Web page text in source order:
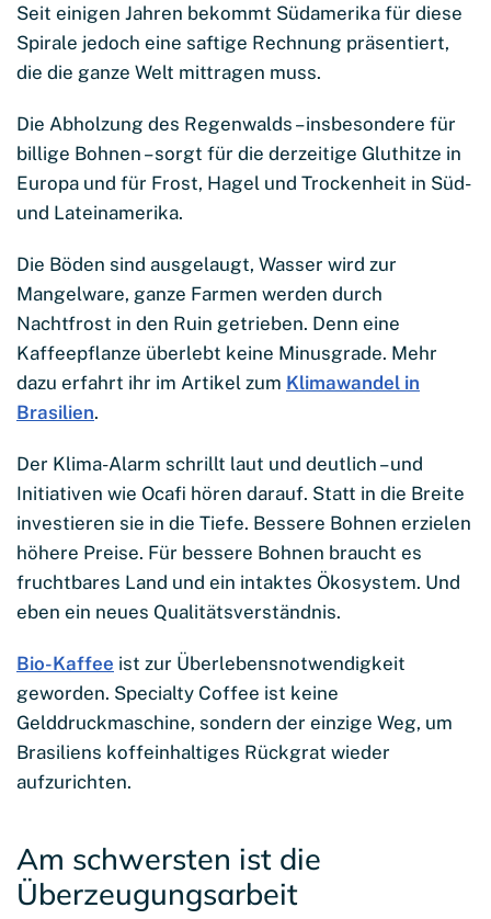
Seit einigen Jahren bekommt Südamerika für diese
Spirale jedoch eine saftige Rechnung präsentiert,
die die ganze Welt mittragen muss.
Die Abholzung des Regenwalds – insbesondere für
billige Bohnen – sorgt für die derzeitige Gluthitze in
Europa und für Frost, Hagel und Trockenheit in Süd-
und Lateinamerika.
Die Böden sind ausgelaugt, Wasser wird zur
Mangelware, ganze Farmen werden durch
Nachtfrost in den Ruin getrieben. Denn eine
Kaffeepflanze überlebt keine Minusgrade. Mehr
dazu erfahrt ihr im Artikel zum Klimawandel in
Brasilien.
Der Klima-Alarm schrillt laut und deutlich – und
Initiativen wie Ocafi hören darauf. Statt in die Breite
investieren sie in die Tiefe. Bessere Bohnen erzielen
höhere Preise. Für bessere Bohnen braucht es
fruchtbares Land und ein intaktes Ökosystem. Und
eben ein neues Qualitätsverständnis.
Bio-Kaffee ist zur Überlebensnotwendigkeit
geworden. Specialty Coffee ist keine
Gelddruckmaschine, sondern der einzige Weg, um
Brasiliens koffeinhaltiges Rückgrat wieder
aufzurichten.
Am schwersten ist die
Überzeugungsarbeit